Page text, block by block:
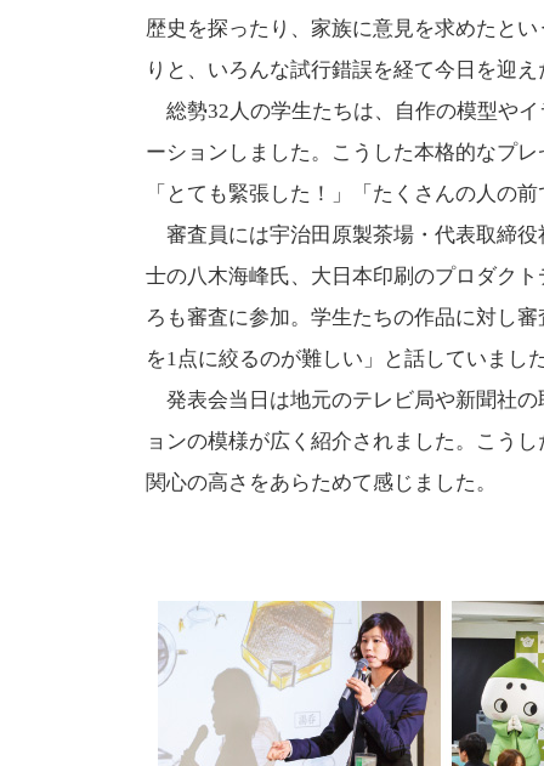
歴史を探ったり、家族に意見を求めたと
りと、いろんな試行錯誤を経て今日を迎
総勢32人の学生たちは、自作の模型や
ーションしました。こうした本格的なプ
「とても緊張した！」「たくさんの人の
審査員には宇治田原製茶場・代表取締
士の八木海峰氏、大日本印刷のプロダク
ろも審査に参加。学生たちの作品に対し
を1点に絞るのが難しい」と話していまし
発表会当日は地元のテレビ局や新聞社
ョンの模様が広く紹介されました。こう
関心の高さをあらためて感じました。